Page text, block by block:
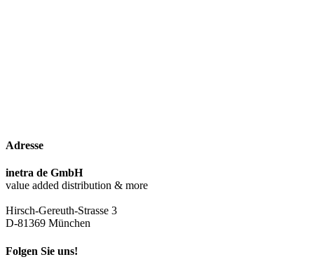
Adresse
inetra de GmbH
value added distribution & more
Hirsch-Gereuth-Strasse 3
D-81369 München
Folgen Sie uns!